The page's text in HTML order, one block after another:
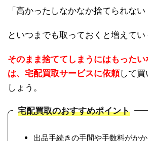
「高かったしなかなか捨てられない
といつまでも取っておくと増えてい
そのまま捨ててしまうにはもった
は、宅配買取サービスに依頼して買
しょう。
宅配買取のおすすめポイント
出品手続きの手間や手数料がか